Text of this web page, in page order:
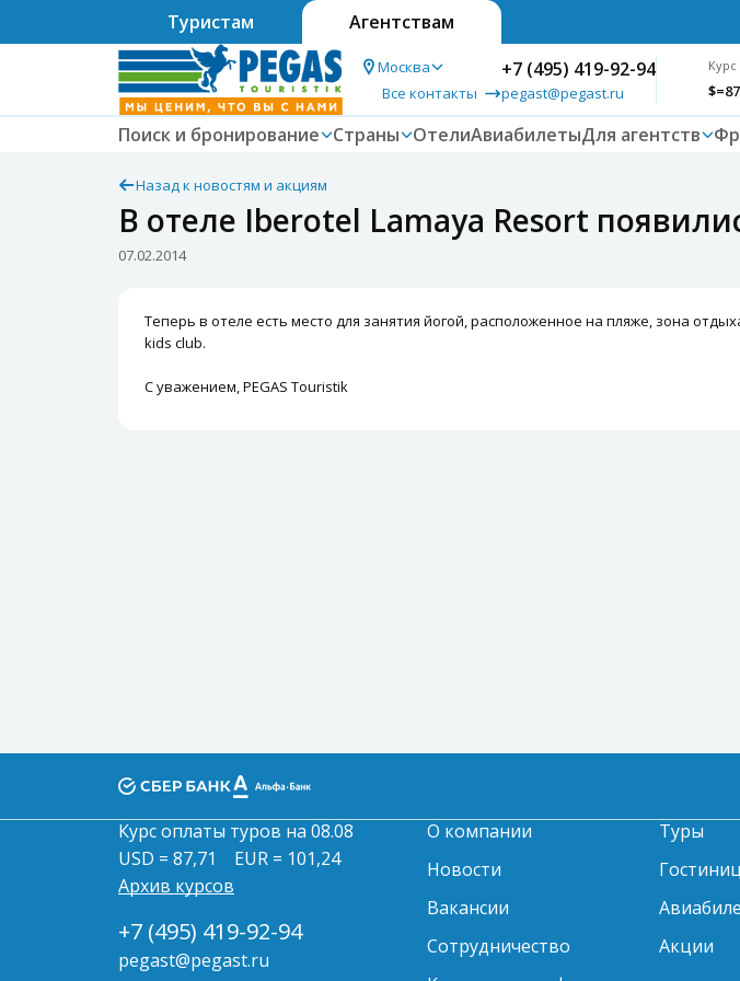
Туристам Агентствам
Москва
Все контакты
+7 (495) 419-92-94
pegast@pegast.ru
Курс
$
Поиск и бронирование Страны ОтелиАвиабилетыДля агентств
Назад к новостям и акциям
В отеле Iberotel Lamaya Resort
07.02.2014
Теперь в отеле есть место для занятия йогой, расположенное на пляже, зона
kids club.
С уважением, PEGAS Touristik
Курс оплаты туров на 08.08
USD = 87,71
EUR = 101,24
Архив курсов
+7 (495) 419-92-94
pegast@pegast.ru
О компании
Новости
Вакансии
Сотрудничество
Туры
Акции